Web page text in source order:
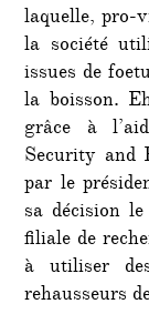
laquelle, pro-
la société
issues de
la boisson.
grâce à
Security and
par le
sa décision
filiale de
à utiliser
rehausseurs